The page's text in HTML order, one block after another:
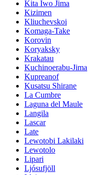
Kita Iwo Jima
Kizimen
Kliuchevskoi
Komaga-Take
Korovin
Koryaksky
Krakatau
Kuchinoerabu-Jima
Kupreanof
Kusatsu Shirane
La Cumbre
Laguna del Maule
Langila
Lascar
Late
Lewotobi Lakilaki
Lewotolo
Lipari
Ljósufjöll